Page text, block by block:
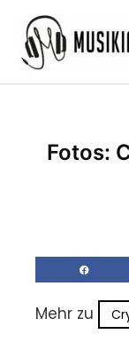
Inhalt
springen
Fotos:
Mehr zu